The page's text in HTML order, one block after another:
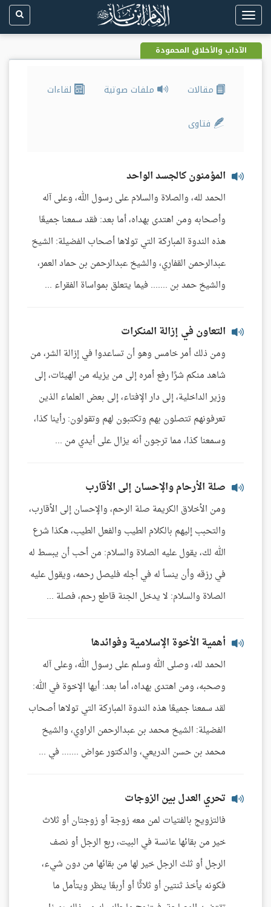
Toggle
navigation
الآداب والأخلاق المحمودة
مقالات ملفات صوتية لقاءات
فتاوى
المؤمنون كالجسد الواحد
الحمد لله، والصلاة والسلام على رسول الله، وعلى آله
وأصحابه ومن اهتدى بهداه، أما بعد: فقد سمعنا جميعًا
هذه الندوة المباركة التي تولاها أصحاب الفضيلة: الشيخ
عبدالرحمن القفاري، والشيخ عبدالرحمن بن حماد العمر،
والشيخ حمد بن ....... فيما يتعلق بمواساة الفقراء ...
التعاون في إزالة المنكرات
ومن ذلك أمر خامس وهو أن تساعدوا في إزالة الشر، من
شاهد منكم شرًا رفع أمره إلى من يزيله من الهيئات، إلى
وزير الداخلية، إلى دار الإفتاء، إلى بعض العلماء الذين
تعرفونهم تتصلون بهم وتكتبون لهم وتقولون: رأينا كذا،
وسمعنا كذا، مما ترجون أنه يزال على أيدي من ...
صلة الأرحام والإحسان إلى الأقارب
ومن الأخلاق الكريمة صلة الرحم، والإحسان إلى الأقارب،
والتحبب إليهم بالكلام الطيب والفعل الطيب، هكذا شرع
الله لك، يقول عليه الصلاة والسلام: من أحب أن يبسط له
في رزقه وأن ينسأ له في أجله فليصل رحمه، ويقول عليه
الصلاة والسلام: لا يدخل الجنة قاطع رحم، فصلة ...
أهمية الأخوة الإسلامية وفوائدها
الحمد لله، وصلى الله وسلم على رسول الله، وعلى آله
وصحبه، ومن اهتدى بهداه، أما بعد: أيها الإخوة في الله:
لقد سمعنا جميعًا هذه الندوة المباركة التي تولاها أصحاب
الفضيلة: الشيخ محمد بن عبدالرحمن الراوي، والشيخ
محمد بن حسن الدريعي، والدكتور عواض ....... في ...
تحري العدل بين الزوجات
فالتزويج بالفتيات لمن معه زوجة أو زوجتان أو ثلاث
خير من بقائها عانسة في البيت، ربع الرجل أو نصف
الرجل أو ثلث الرجل خير لها من بقائها من دون شيء،
فكونه يأخذ ثنتين أو ثلاثًا أو أربعًا ينظر ويتأمل ما